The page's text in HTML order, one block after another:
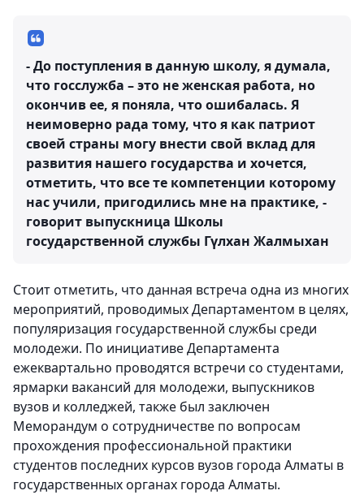
- До поступления в данную школу, я думала,
что госслужба – это не женская работа, но
окончив ее, я поняла, что ошибалась. Я
неимоверно рада тому, что я как патриот
своей страны могу внести свой вклад для
развития нашего государства и хочется,
отметить, что все те компетенции которому
нас учили, пригодились мне на практике, -
говорит выпускница Школы
государственной службы Гүлхан Жалмыхан
Стоит отметить, что данная встреча одна из многих
мероприятий, проводимых Департаментом в целях,
популяризация государственной службы среди
молодежи. По инициативе Департамента
ежеквартально проводятся встречи со студентами,
ярмарки вакансий для молодежи, выпускников
вузов и колледжей, также был заключен
Меморандум о сотрудничестве по вопросам
прохождения профессиональной практики
студентов последних курсов вузов города Алматы в
государственных органах города Алматы.